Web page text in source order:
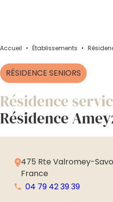
Accueil • Établissements •
RÉSIDENCE SENIORS
Résidence
Résidence
475 Rte Valromey-
France
04 79 42 39 39